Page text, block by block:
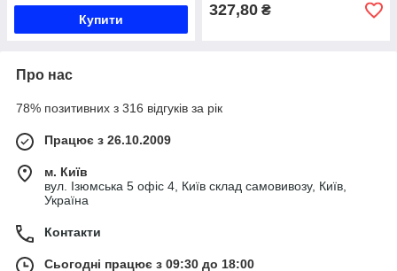
Купити
327,80 ₴
Про нас
78% позитивних з 316 відгуків за рік
Працює з 26.10.2009
м. Київ
вул. Ізюмська 5 офіс 4, Київ склад самовивозу, Київ,
Україна
Контакти
Сьогодні працює з 09:30 до 18:00